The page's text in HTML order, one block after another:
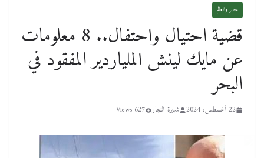
مصر والعالم
قضية احتيال واحتفال.. 8 معلومات
عن مايك لينش الملياردير المفقود في
البحر
22 أغسطس، 2024 شهيرة النجار 627 Views